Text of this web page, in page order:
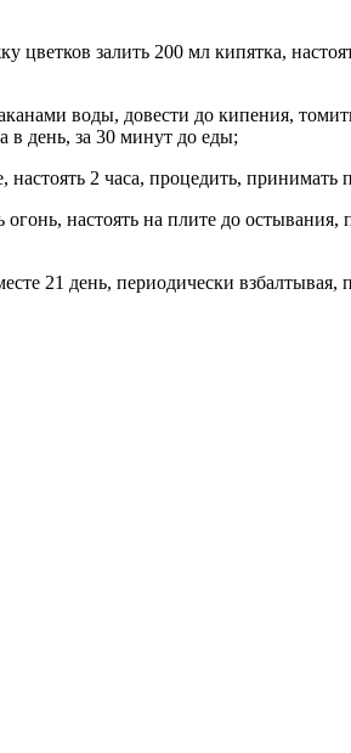
цветков залить 200 мл кипятка,
воды, довести до кипения,
в день, за 30 минут до еды;
2 часа, процедить, принимать
настоять на плите до
21 день, периодически взбалтывая,